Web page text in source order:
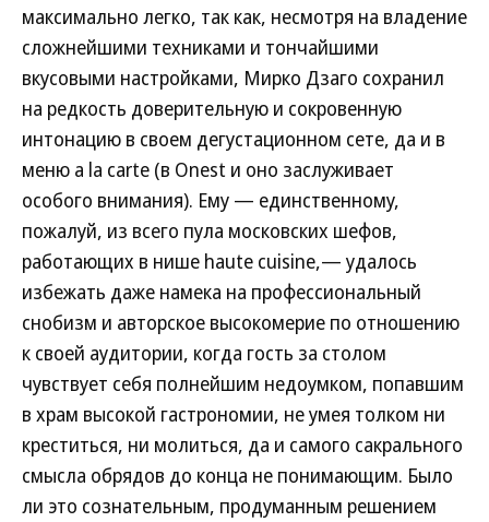
максимально легко, так как, несмотря на владение
сложнейшими техниками и тончайшими
вкусовыми настройками, Мирко Дзаго сохранил
на редкость доверительную и сокровенную
интонацию в своем дегустационном сете, да и в
меню a la carte (в Onest и оно заслуживает
особого внимания). Ему — единственному,
пожалуй, из всего пула московских шефов,
работающих в нише haute cuisine,— удалось
избежать даже намека на профессиональный
снобизм и авторское высокомерие по отношению
к своей аудитории, когда гость за столом
чувствует себя полнейшим недоумком, попавшим
в храм высокой гастрономии, не умея толком ни
креститься, ни молиться, да и самого сакрального
смысла обрядов до конца не понимающим. Было
ли это сознательным, продуманным решением